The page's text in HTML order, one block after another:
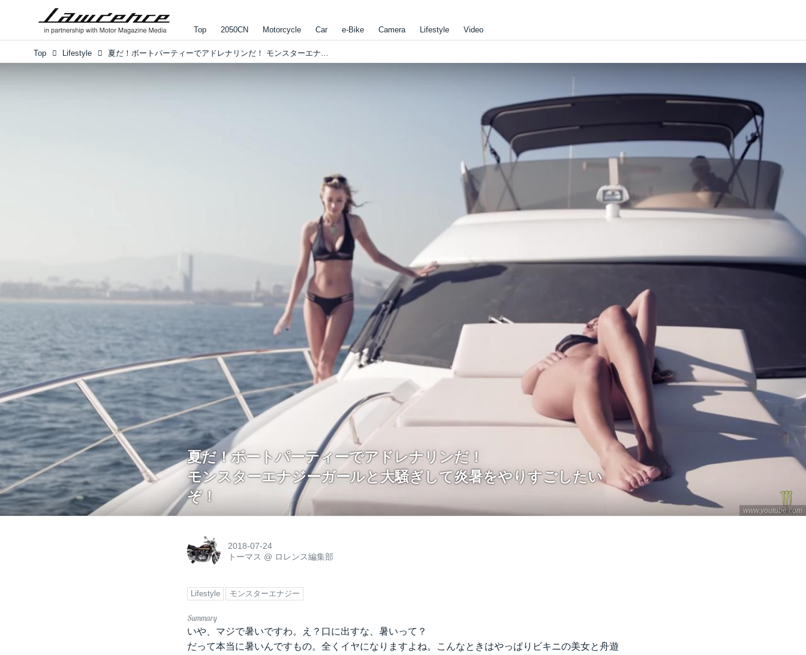
Top 2050CN Motorcycle Car e-Bike Camera Lifestyle Video
Top Lifestyle 夏だ！ボートパーティーでアドレナリンだ！ モンスターエナジーガールと大騒ぎして炎暑をやりすごしたいぞ！
www.youtube.com
夏だ！ボートパーティーでアドレナリンだ！
モンスターエナジーガールと大騒ぎして炎暑をやりすごしたい
ぞ！
2018-07-24
トーマス @ ロレンス編集部
Lifestyle モンスターエナジー
いや、マジで暑いですわ。え？口に出すな、暑いって？
だって本当に暑いんですもの。全くイヤになりますよね。こんなときはやっぱりビキニの美女と舟遊